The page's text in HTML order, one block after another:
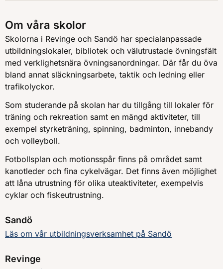
Om våra skolor
Skolorna i Revinge och Sandö har specialanpassade
utbildningslokaler, bibliotek och välutrustade övningsfält
med verklighetsnära övningsanordningar. Där får du öva
bland annat släckningsarbete, taktik och ledning eller
trafikolyckor.
Som studerande på skolan har du tillgång till lokaler för
träning och rekreation samt en mängd aktiviteter, till
exempel styrketräning, spinning, badminton, innebandy
och volleyboll.
Fotbollsplan och motionsspår finns på området samt
kanotleder och fina cykelvägar. Det finns även möjlighet
att låna utrustning för olika uteaktiviteter, exempelvis
cyklar och fiskeutrustning.
Sandö
Läs om vår utbildningsverksamhet på Sandö
Revinge